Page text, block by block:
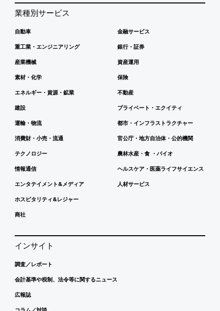
業種別サービス
自動車
重工業・エンジニアリング
産業機械
素材・化学
エネルギー・資源・鉱業
建設
運輸・物流
消費財・小売・流通
テクノロジー
情報通信
エンタテイメント&メディア
ホスピタリティ&レジャー
商社
金融サービス
銀行・証券
資産運用
保険
不動産
プライベート・エクイティ
都市・インフラストラクチャー
官公庁・地方自治体・公的機関
農林水産・食 ・バイオ
ヘルスケア・医薬ライフサイエンス
人材サービス
インサイト
調査／レポート
会計基準や税制、法令等に関するニュース
広報誌
コラム／対談